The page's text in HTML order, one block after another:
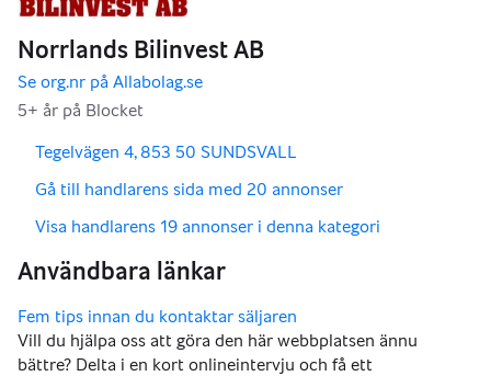
,
Tegelvägen 4, 853 50 SUNDSVALL
Gå till handlarens sida med 20 annonser
Visa handlarens 19 annonser i denna kategori
Vill du hjälpa oss att göra den här webbplatsen ännu
bättre? Delta i en kort onlineintervju och få ett